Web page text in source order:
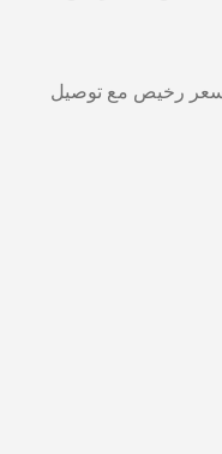
بسعر رخيص مع توصيل